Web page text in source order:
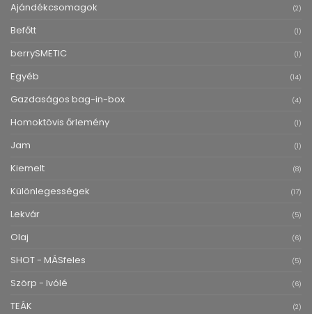
Ajándékcsomagok
(2)
Befőtt (1)
berrySMETIC (1)
Egyéb (14)
Gazdaságos bag-in-box (4)
Homoktövis őrlemény (1)
Jam (1)
Kiemelt (8)
Különlegességek (17)
Lekvár (5)
Olaj (6)
SHOT - MÁSfeles (5)
Szörp - Ivólé (6)
TEÁK (2)